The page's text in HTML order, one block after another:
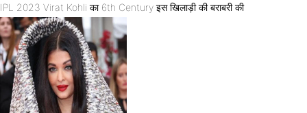
IPL 2023 Virat Kohli का 6th Century इस खिलाड़ी की बराबरी की